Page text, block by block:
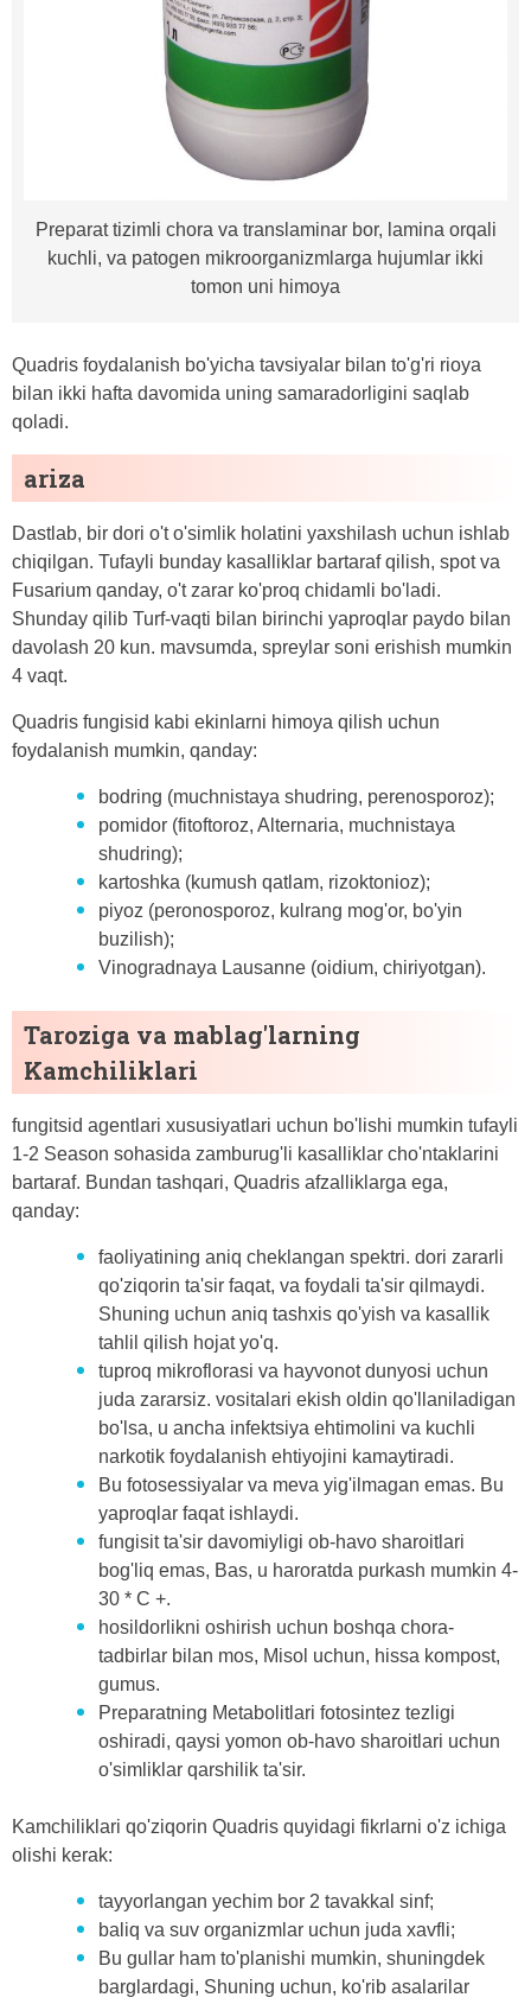
Preparat tizimli chora va translaminar bor, lamina orqali
kuchli, va patogen mikroorganizmlarga hujumlar ikki
tomon uni himoya
Quadris foydalanish bo'yicha tavsiyalar bilan to'g'ri rioya
bilan ikki hafta davomida uning samaradorligini saqlab
qoladi.
ariza
Dastlab, bir dori o't o'simlik holatini yaxshilash uchun ishlab
chiqilgan. Tufayli bunday kasalliklar bartaraf qilish, spot va
Fusarium qanday, o't zarar ko'proq chidamli bo'ladi.
Shunday qilib Turf-vaqti bilan birinchi yaproqlar paydo bilan
davolash 20 kun. mavsumda, spreylar soni erishish mumkin
4 vaqt.
Quadris fungisid kabi ekinlarni himoya qilish uchun
foydalanish mumkin, qanday:
bodring (muchnistaya shudring, perenosporoz);
pomidor (fitoftoroz, Alternaria, muchnistaya
shudring);
kartoshka (kumush qatlam, rizoktonioz);
piyoz (peronosporoz, kulrang mog'or, bo'yin
buzilish);
Vinogradnaya Lausanne (oidium, chiriyotgan).
Taroziga va mablag'larning
Kamchiliklari
fungitsid agentlari xususiyatlari uchun bo'lishi mumkin tufayli
1-2 Season sohasida zamburug'li kasalliklar cho'ntaklarini
bartaraf. Bundan tashqari, Quadris afzalliklarga ega,
qanday:
faoliyatining aniq cheklangan spektri. dori zararli
qo'ziqorin ta'sir faqat, va foydali ta'sir qilmaydi.
Shuning uchun aniq tashxis qo'yish va kasallik
tahlil qilish hojat yo'q.
tuproq mikroflorasi va hayvonot dunyosi uchun
juda zararsiz. vositalari ekish oldin qo'llaniladigan
bo'lsa, u ancha infektsiya ehtimolini va kuchli
narkotik foydalanish ehtiyojini kamaytiradi.
Bu fotosessiyalar va meva yig'ilmagan emas. Bu
yaproqlar faqat ishlaydi.
fungisit ta'sir davomiyligi ob-havo sharoitlari
bog'liq emas, Bas, u haroratda purkash mumkin 4-
30 * C +.
hosildorlikni oshirish uchun boshqa chora-
tadbirlar bilan mos, Misol uchun, hissa kompost,
gumus.
Preparatning Metabolitlari fotosintez tezligi
oshiradi, qaysi yomon ob-havo sharoitlari uchun
o'simliklar qarshilik ta'sir.
Kamchiliklari qo'ziqorin Quadris quyidagi fikrlarni o'z ichiga
olishi kerak:
tayyorlangan yechim bor 2 tavakkal sinf;
baliq va suv organizmlar uchun juda xavfli;
Bu gullar ham to'planishi mumkin, shuningdek
barglardagi, Shuning uchun, ko'rib asalarilar